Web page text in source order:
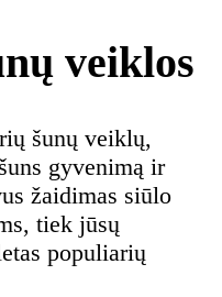
veiklos
šunų veiklų,
gyvenimą ir
žaidimas siūlo
tiek jūsų
populiarių